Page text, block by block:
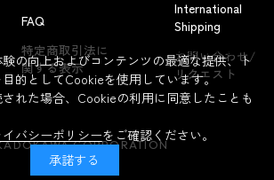
よくあるお問い合わせ
FAQ
特定商取引法に
関する表示
International
Shipping
お問い合わせ/
リクエスト
CORPORATION
の向上およびコンテンツの最適な提供、ト
的としてCookieを使用しています。
れた場合、Cookieの利用に同意したことも
イバシーポリシーをご確認ください。
承諾する